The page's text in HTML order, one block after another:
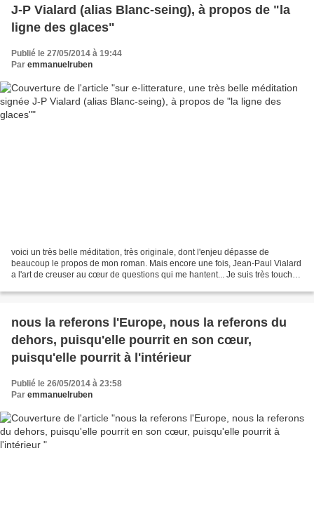
J-P Vialard (alias Blanc-seing), à propos de "la
ligne des glaces"
Publié le 27/05/2014 à 19:44
Par emmanuelruben
voici un très belle méditation, très originale, dont l'enjeu dépasse de
beaucoup le propos de mon roman. Mais encore une fois, Jean-Paul Vialard
a l'art de creuser au cœur de questions qui me hantent... Je suis très touché
nous la referons l'Europe, nous la referons du
dehors, puisqu'elle pourrit en son cœur,
puisqu'elle pourrit à l'intérieur
Publié le 26/05/2014 à 23:58
Par emmanuelruben